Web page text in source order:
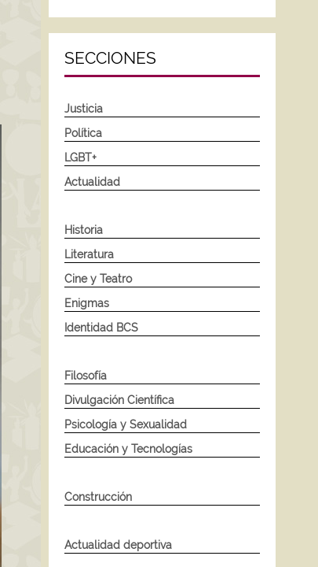
SECCIONES
Justicia
Política
LGBT+
Actualidad
Historia
Literatura
Cine y Teatro
Enigmas
Identidad BCS
Filosofía
Divulgación Científica
Psicología y Sexualidad
Educación y Tecnologías
Construcción
Actualidad deportiva